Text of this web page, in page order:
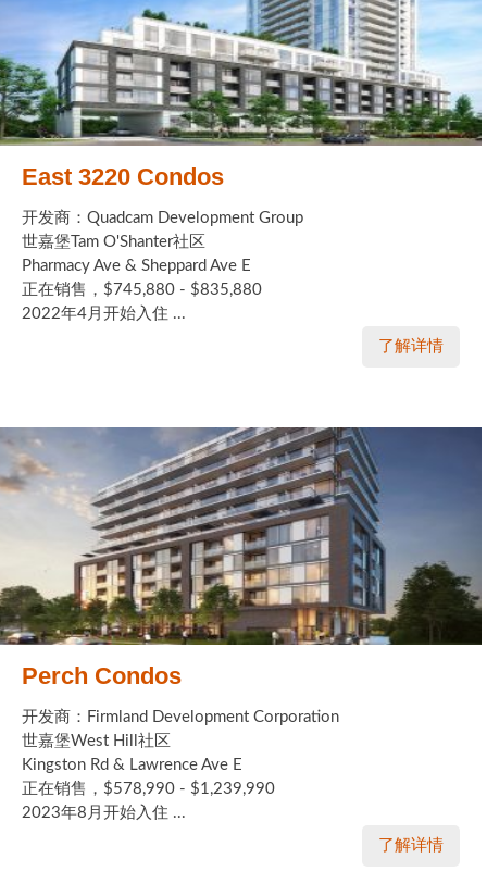
East 3220 Condos
开发商：Quadcam Development Group
世嘉堡Tam O'Shanter社区
Pharmacy Ave & Sheppard Ave E
正在销售，$745,880 - $835,880
2022年4月开始入住 ...
了解详情
Perch Condos
开发商：Firmland Development Corporation
世嘉堡West Hill社区
Kingston Rd & Lawrence Ave E
正在销售，$578,990 - $1,239,990
2023年8月开始入住 ...
了解详情